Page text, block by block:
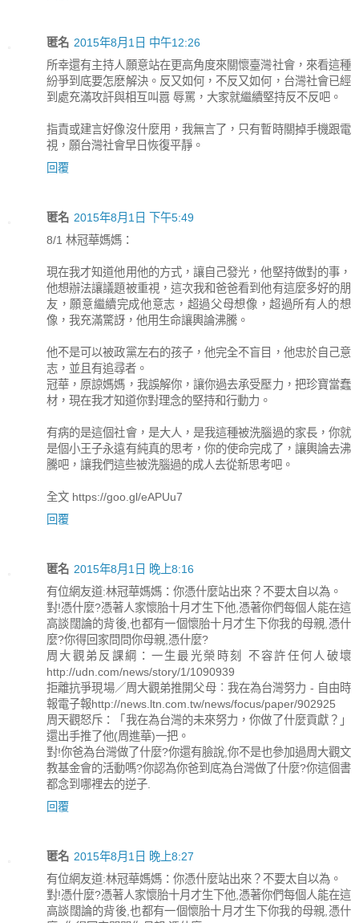
匿名 2015年8月1日 中午12:26
所幸還有主持人願意站在更高角度來關懷臺灣社會，來看這種
紛爭到底要怎麽解決。反又如何，不反又如何，台灣社會已經
到處充滿攻訐與相互叫囂 辱罵，大家就繼續堅持反不反吧。
指責或建言好像沒什麼用，我無言了，只有暫時關掉手機跟電
視，願台灣社會早日恢復平靜。
回覆
匿名 2015年8月1日 下午5:49
8/1 林冠華媽媽：
現在我才知道他用他的方式，讓自己發光，他堅持做對的事，
他想辦法讓議題被重視，這次我和爸爸看到他有這麼多好的朋
友，願意繼續完成他意志，超過父母想像，超過所有人的想
像，我充滿驚訝，他用生命讓輿論沸騰。
他不是可以被政黨左右的孩子，他完全不盲目，他忠於自己意
志，並且有追尋者。
冠華，原諒媽媽，我誤解你，讓你過去承受壓力，把珍寶當蠢
材，現在我才知道你對理念的堅持和行動力。
有病的是這個社會，是大人，是我這種被洗腦過的家長，你就
是個小王子永遠有純真的思考，你的使命完成了，讓輿論去沸
騰吧，讓我們這些被洗腦過的成人去從新思考吧。
全文 https://goo.gl/eAPUu7
回覆
匿名 2015年8月1日 晚上8:16
有位網友道:林冠華媽媽：你憑什麼站出來？不要太自以為。
對!憑什麼?憑著人家懷胎十月才生下他,憑著你們每個人能在這
高談闊論的背後,也都有一個懷胎十月才生下你我的母親,憑什
麼?你得回家問問你母親,憑什麼?
周大觀弟反課綱：一生最光榮時刻 不容許任何人破壞
http://udn.com/news/story/1/1090939
拒離抗爭現場／周大觀弟推開父母︰我在為台灣努力 - 自由時
報電子報http://news.ltn.com.tw/news/focus/paper/902925
周天觀怒斥：「我在為台灣的未來努力，你做了什麼貢獻？」
還出手推了他(周進華)一把。
對!你爸為台灣做了什麼?你還有臉說,你不是也參加過周大觀文
教基金會的活動嗎?你認為你爸到底為台灣做了什麼?你這個書
都念到哪裡去的逆子.
回覆
匿名 2015年8月1日 晚上8:27
有位網友道:林冠華媽媽：你憑什麼站出來？不要太自以為。
對!憑什麼?憑著人家懷胎十月才生下他,憑著你們每個人能在這
高談闊論的背後,也都有一個懷胎十月才生下你我的母親,憑什